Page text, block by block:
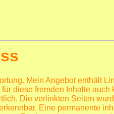
Mein Angebot enthält
diese fremden Inhalte auch
Die verlinkten Seiten
Eine permanente